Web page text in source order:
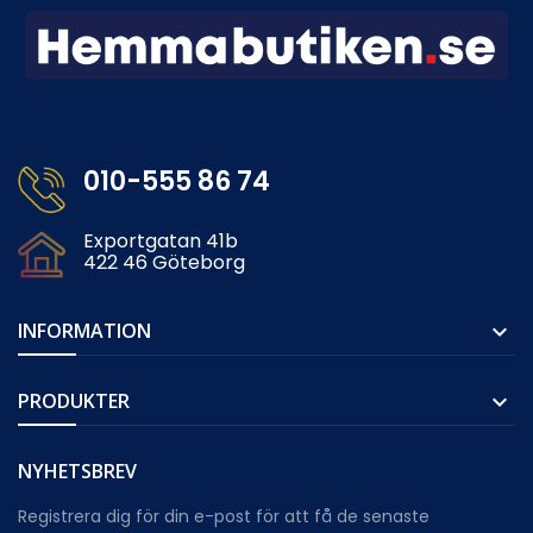
010-555 86 74
Exportgatan 41b
422 46 Göteborg
INFORMATION 
PRODUKTER 
NYHETSBREV
Registrera dig för din e-post för att få de senaste